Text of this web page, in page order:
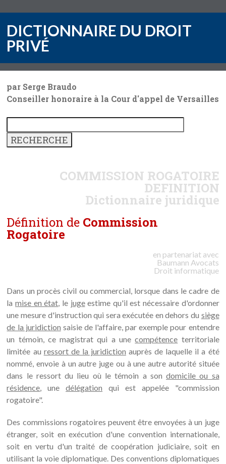
DICTIONNAIRE DU DROIT
PRIVÉ
par Serge Braudo
Conseiller honoraire à la Cour d'appel de Versailles
COMMISSION ROGATOIRE
DEFINITION
Dictionnaire juridique
Définition de Commission
Rogatoire
en partenariat avec
Baumann Avocats
Droit informatique
Dans un procès civil ou commercial, lorsque dans le cadre de
lamise en état, le jugeestime qu'il est nécessaire d'ordonner
une mesure d'instruction qui sera exécutée en dehors du siège
de la juridiction saisie de l'affaire, par exemple pour entendre
un témoin, ce magistrat qui a unecompétence territoriale
limitée au ressort de la juridiction auprès de laquelle il a été
nommé, envoie à un autre juge ou à une autre autorité située
dans le ressort du lieu où le témoin a sondomicile ou sa
résidence, unedélégation qui est appelée "commission
rogatoire".
Des commissions rogatoires peuvent être envoyées à un juge
étranger, soit en exécution d'une convention internationale,
soit en vertu d'un traité de coopération judiciaire, soit en
utilisant la voie diplomatique. Des conventions diplomatiques